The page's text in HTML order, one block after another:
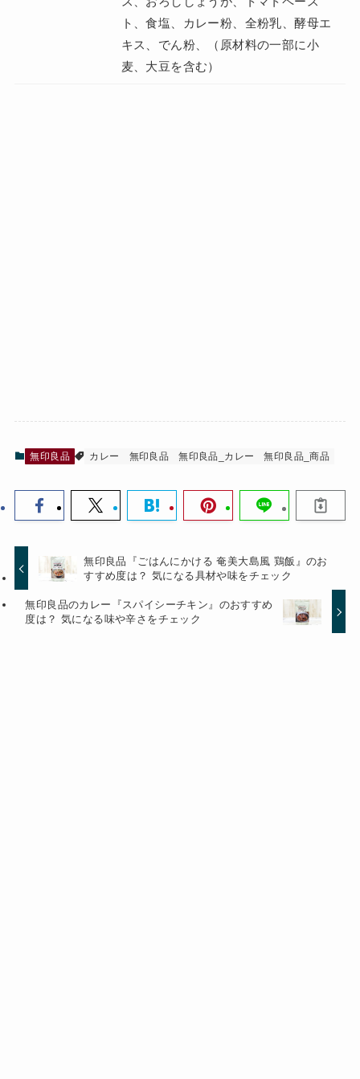
ト、食塩、カレー粉、全粉乳、酵母エ
キス、でん粉、（原材料の一部に小
麦、大豆を含む）
無印良品 カレー 無印良品 無印良品_カレー 無印良品_商品
無印良品『ごはんにかける 奄美大島風 鶏飯』のお
すすめ度は？ 気になる具材や味をチェック
無印良品のカレー『スパイシーチキン』のおすすめ
度は？ 気になる味や辛さをチェック